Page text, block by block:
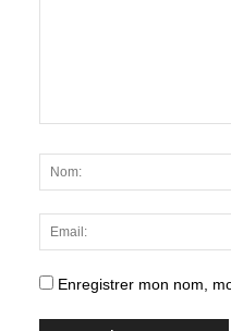
Enregistrer mon nom,